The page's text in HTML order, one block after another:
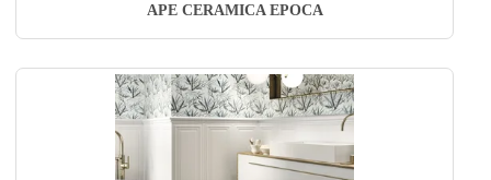
APE CERAMICA EPOCA